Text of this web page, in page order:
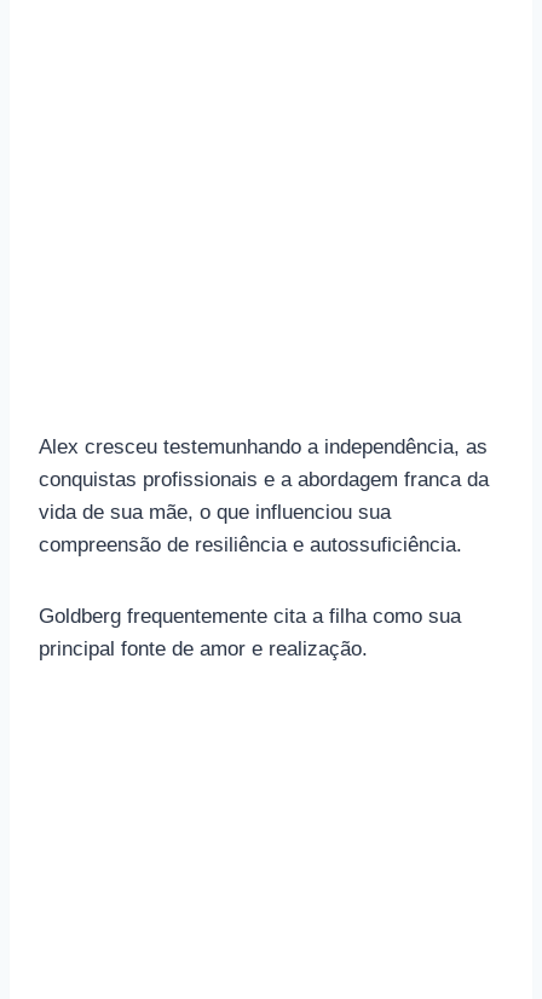
Alex cresceu testemunhando a independência, as
conquistas profissionais e a abordagem franca da
vida de sua mãe, o que influenciou sua
compreensão de resiliência e autossuficiência.
Goldberg frequentemente cita a filha como sua
principal fonte de amor e realização.